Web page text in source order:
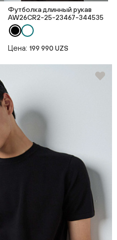
Футболка длинный рукав
AW26CR2-25-23467-344535
Цена: 199 990 UZS